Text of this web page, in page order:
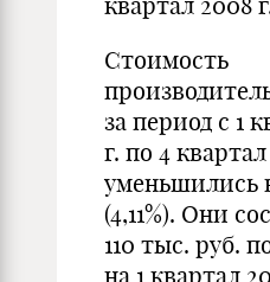
Стоимость
за период с 1
г. по 4
уменьшились
(4,11%). Они
110 тыс. руб.
на 1 квартал